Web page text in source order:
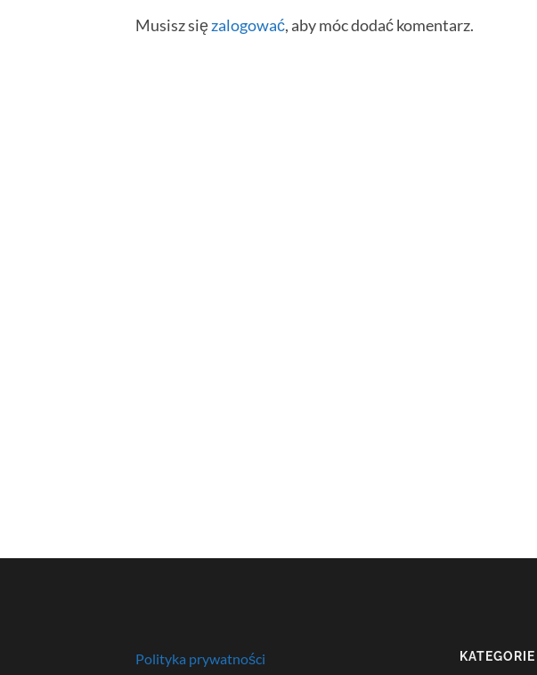
Musisz sięzalogować, aby móc dodać komentarz.
Polityka prywatności KATEGORIE